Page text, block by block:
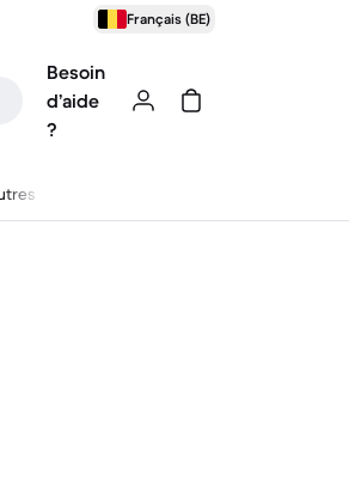
Français (BE)
Besoin
d’aide
?